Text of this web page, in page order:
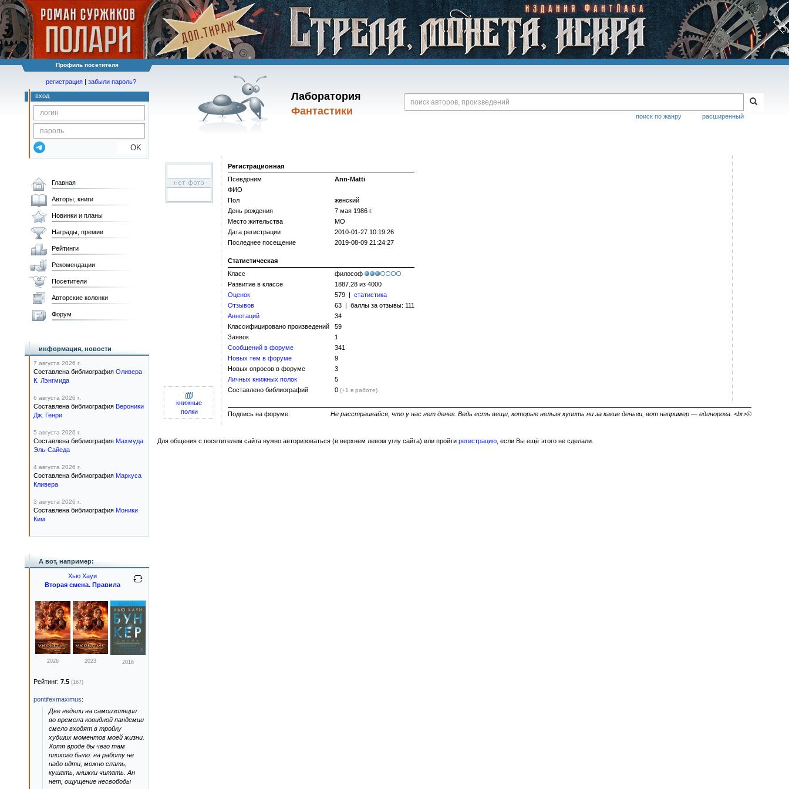
Профиль посетителя
Лаборатория
Фантастики
расширенный
поиск по жанру
регистрация | забыли пароль?
вход
OK
Регистрационная
Псевдоним
Ann-Matti
ФИО
Пол
женский
День рождения
7 мая 1986 г.
Место жительства
МО
Дата регистрации
2010-01-27 10:19:26
Последнее посещение
2019-08-09 21:24:27
Статистическая
Класс
философ
Развитие в классе
1887.28 из 4000
Оценок
579 | статистика
Отзывов
63 | баллы за отзывы: 111
Аннотаций
34
Классифицировано произведений
59
Заявок
1
Сообщений в форуме
341
Новых тем в форуме
9
Новых опросов в форуме
3
Личных книжных полок
5
Составлено библиографий
0 (+1 в работе)
книжные
полки
Подпись на форуме: Не расстраивайся, что у нас нет денег. Ведь есть вещи, которые нельзя купить ни за какие деньги, вот например — единорога. <br>©
Для общения с посетителем сайта нужно авторизоваться (в верхнем левом углу сайта) или пройти регистрацию , если Вы ещё этого не сделали.
Главная
Авторы, книги
Новинки и планы
Награды, премии
Рейтинги
Рекомендации
Посетители
Авторские колонки
Форум
информация, новости
7 августа 2026 г.
Составлена библиография Оливера
К. Лэнгмида
6 августа 2026 г.
Составлена библиография Вероники
Дж. Генри
5 августа 2026 г.
Составлена библиография Махмуда
Эль-Сайеда
4 августа 2026 г.
Составлена библиография Маркуса
Кливера
3 августа 2026 г.
Составлена библиография Моники
Ким
А вот, например:
Хью Хауи
Вторая смена. Правила
2026 2023 2016
Рейтинг: 7.5 (167)
pontifexmaximus:
Две недели на самоизоляции
во времена ковидной пандемии
смело входят в тройку
худших моментов моей жизни.
Хотя вроде бы чего там
плохого было: на работу не
надо идти, можно спать,
кушать, книжки читать. Ан
нет, ощущение несвободы